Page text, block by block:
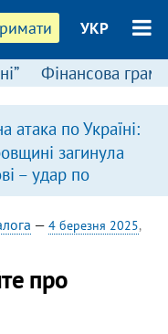
УКР
Фінансова
атака по Україні:
загинула
– удар по
— 4 березня 2025,
про